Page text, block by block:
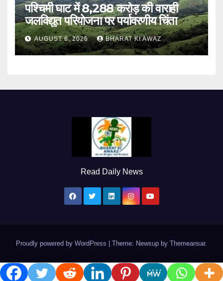
पश्चिमी घाट में 8,288 करोड़ की वाराही
जलविद्युत परियोजना पर पर्यावरणीय चिंता
AUGUST 6, 2026 BHARAT KI AWAZ
Read Daily News
Proudly powered by WordPress | Theme: Newsup by Themeansar.